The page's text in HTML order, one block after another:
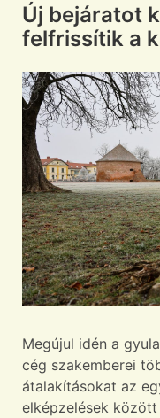
Új bejáratot
felfrissítik a
Megújul idén a
cég szakemberei
átalakításokat az
elképzelések